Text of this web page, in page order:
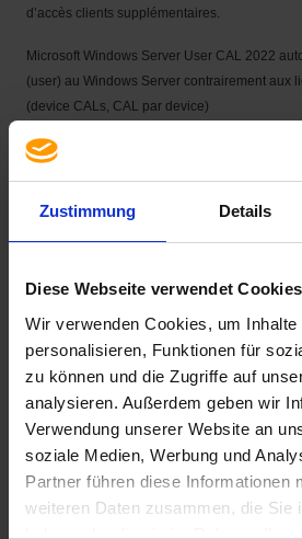
Zustimmung Details
Diese Webseite verwendet Cookies
Wir verwenden Cookies, um Inhalte
personalisieren, Funktionen für
zu können und die Zugriffe auf
analysieren. Außerdem geben wir
Verwendung unserer Website an
soziale Medien, Werbung und
Partner führen diese Informationen
weiteren Daten zusammen, die Sie
haben oder die sie im Rahmen
d’accès clients supplémentaires.
Microsoft Windows Server User CAL 2022
(user) au Windows Server contrairement aux
(device CALs, CAL par device)
La licence d’accès
Windows
Spécification
Contenu de la livraison
Droit de licence
Langue
Single Language
Version
2022
Etat du produit